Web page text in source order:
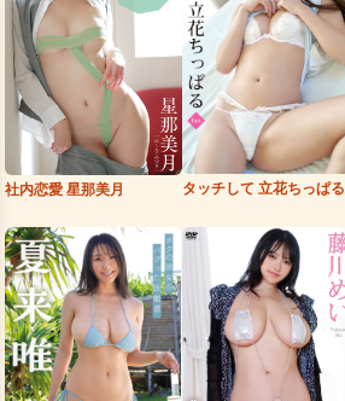
社内恋愛 星那美月 タッチして 立花ちっぱる